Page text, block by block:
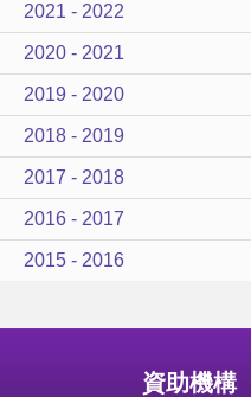
2021 - 2022
2020 - 2021
2019 - 2020
2018 - 2019
2017 - 2018
2016 - 2017
2015 - 2016
資助機構